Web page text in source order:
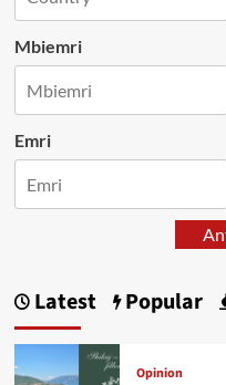
Mbiemri
Emri
Latest Popular
Opinion